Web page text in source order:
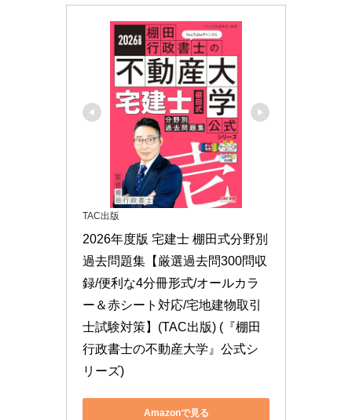
TAC出版
2026年度版 宅建士 棚田式分野別
過去問題集【厳選過去問300問収
録/便利な4分冊形式/オールカラ
ー＆赤シート対応/宅地建物取引
士試験対策】(TAC出版) (『棚田
行政書士の不動産大学』公式シ
リーズ)
Amazonで見る